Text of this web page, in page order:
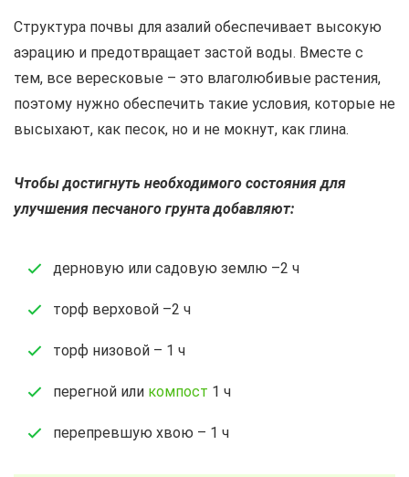
Структура почвы для азалий обеспечивает высокую
аэрацию и предотвращает застой воды. Вместе с
тем, все вересковые – это влаголюбивые растения,
поэтому нужно обеспечить такие условия, которые не
высыхают, как песок, но и не мокнут, как глина.
Чтобы достигнуть необходимого состояния для
улучшения песчаного грунта добавляют:
дерновую или садовую землю –2 ч
торф верховой –2 ч
торф низовой – 1 ч
перегной или компост 1 ч
перепревшую хвою – 1 ч